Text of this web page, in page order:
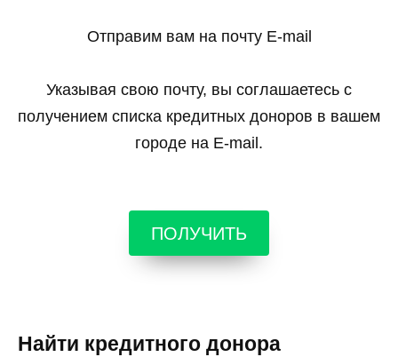
Отправим вам на почту E-mail
Указывая свою почту, вы соглашаетесь с
получением списка кредитных доноров в вашем
городе на E-mail.
ПОЛУЧИТЬ
Найти кредитного донора